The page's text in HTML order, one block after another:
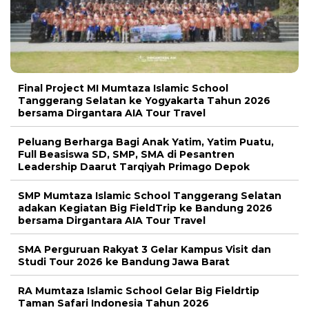
Final Project MI Mumtaza Islamic School
Tanggerang Selatan ke Yogyakarta Tahun 2026
bersama Dirgantara AIA Tour Travel
Peluang Berharga Bagi Anak Yatim, Yatim Puatu,
Full Beasiswa SD, SMP, SMA di Pesantren
Leadership Daarut Tarqiyah Primago Depok
SMP Mumtaza Islamic School Tanggerang Selatan
adakan Kegiatan Big FieldTrip ke Bandung 2026
bersama Dirgantara AIA Tour Travel
SMA Perguruan Rakyat 3 Gelar Kampus Visit dan
Studi Tour 2026 ke Bandung Jawa Barat
RA Mumtaza Islamic School Gelar Big Fieldrtip
Taman Safari Indonesia Tahun 2026